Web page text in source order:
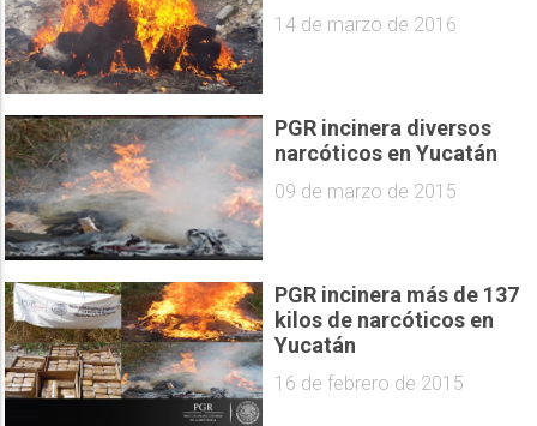
14 de marzo de 2016
PGR incinera diversos
narcóticos en Yucatán
09 de marzo de 2015
PGR incinera más de 137
kilos de narcóticos en
Yucatán
16 de febrero de 2015